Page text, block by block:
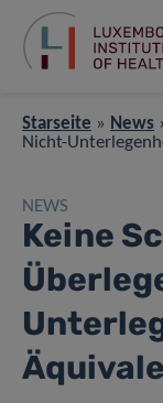
Starseite » News
Nicht-
NEWS
Keine